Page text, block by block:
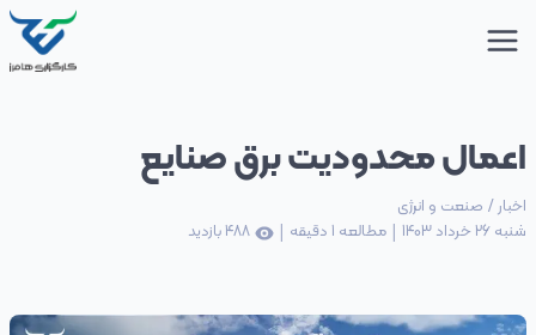
اعمال محدودیت برق صنایع
اخبار / صنعت و انرژی
شنبه 26 خرداد 1403
| مطالعه 1 دقیقه |
488بازدید